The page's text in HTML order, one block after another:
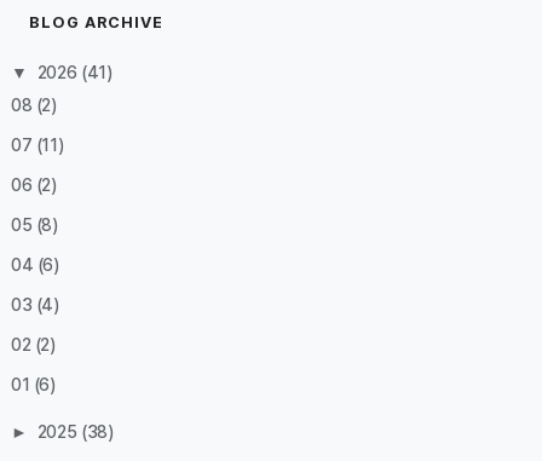
BLOG ARCHIVE
▼ 2026 (41)
08 (2)
07 (11)
06 (2)
05 (8)
04 (6)
03 (4)
02 (2)
01 (6)
► 2025 (38)